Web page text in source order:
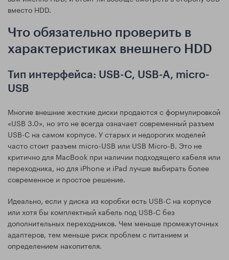
вместо HDD.
Что обязательно проверить в
характеристиках внешнего HDD
Тип интерфейса: USB-C, USB-A, micro-
USB
Многие внешние жесткие диски продаются с формулировкой
«USB 3.0», но это не всегда означает современный разъем
USB-C на самом корпусе. У старых и недорогих моделей
часто стоит разъем micro-USB или USB Micro-B. Это не
критично для MacBook при наличии подходящего кабеля или
переходника, но для iPhone и iPad лучше выбирать более
современное и простое решение.
Идеально, если у диска из коробки есть USB-C на корпусе
или хотя бы комплектный кабель под USB-C без
дополнительных переходников. Чем меньше промежуточных
адаптеров, тем меньше риск проблем с питанием и
определением накопителя.